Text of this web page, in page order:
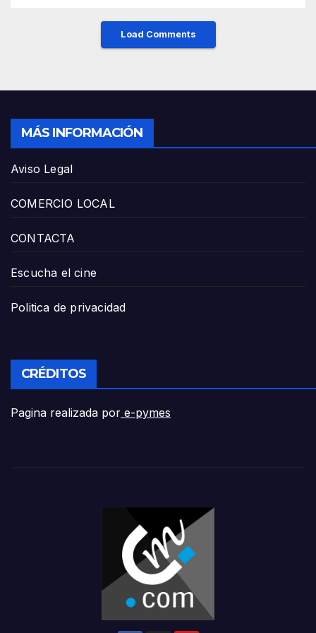
Load Comments
MÁS INFORMACIÓN
Aviso Legal
COMERCIO LOCAL
CONTACTA
Escucha el cine
Politica de privacidad
CRÉDITOS
Pagina realizada por e-pymes